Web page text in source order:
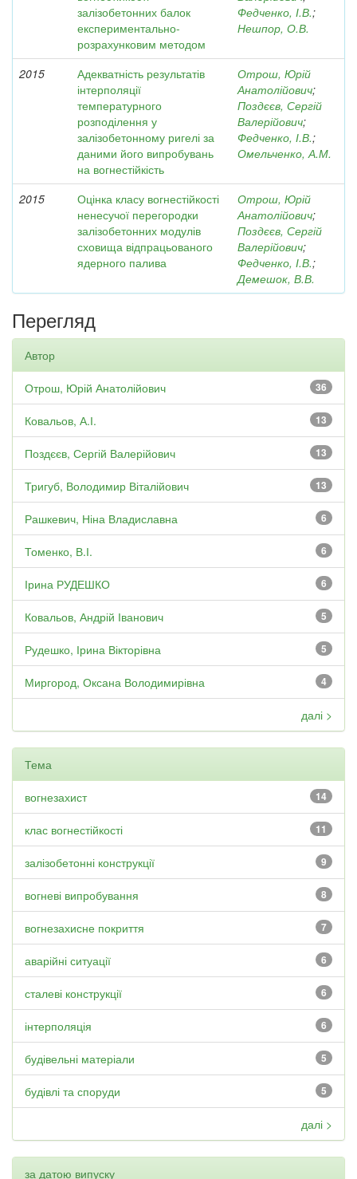
залізобетонних балок
експериментально-
розрахунковим методом
Федченко, І.В.;
Нешпор, О.В.
2015
Адекватність результатів
інтерполяції
температурного
розподілення у
залізобетонному ригелі за
даними його випробувань
на вогнестійкість
Отрош, Юрій
Анатолійович;
Поздєєв, Сергій
Валерійович;
Федченко, І.В.;
Омельченко, А.М.
2015
Оцінка класу вогнестійкості
ненесучої перегородки
залізобетонних модулів
сховища відпрацьованого
ядерного палива
Отрош, Юрій
Анатолійович;
Поздєєв, Сергій
Валерійович;
Федченко, І.В.;
Демешок, В.В.
Перегляд
Автор
36
Отрош, Юрій Анатолійович
13
Ковальов, А.І.
13
Поздєєв, Сергій Валерійович
13
Тригуб, Володимир Віталійович
6
Рашкевич, Ніна Владиславна
6
Томенко, В.І.
6
Ірина РУДЕШКО
5
Ковальов, Андрій Іванович
5
Рудешко, Ірина Вікторівна
4
Миргород, Оксана Володимирівна
далі >
Тема
14
вогнезахист
11
клас вогнестійкості
9
залізобетонні конструкції
8
вогневі випробування
7
вогнезахисне покриття
6
аварійні ситуації
6
сталеві конструкції
6
інтерполяція
5
будівельні матеріали
5
будівлі та споруди
далі >
за датою випуску